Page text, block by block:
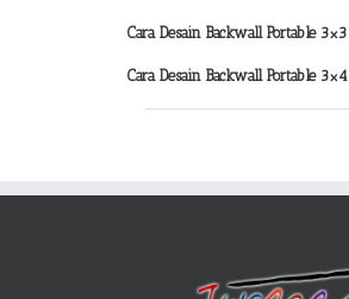
Cara Desain Backwall Portable 3×3
Cara Desain Backwall Portable 3×4